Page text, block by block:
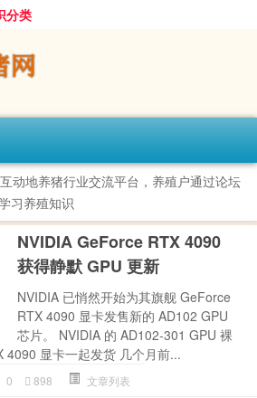
分类
动地养猪行业交流平台，养殖户通过论坛
习养殖知识
NVIDIA GeForce RTX 4090
获得静默 GPU 更新
NVIDIA 已悄然开始为其旗舰 GeForce
RTX 4090 显卡发售新的 AD102 GPU
芯片。 NVIDIA 的 AD102-301 GPU 裸
4090 显卡一起发货 几个月前...
0 898 文章列表